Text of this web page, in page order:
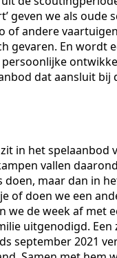
geven we als
of andere
gevaren. En wordt
dat aansluit
in het spelaanbod
vallen
doen, maar dan in
of doen we een
we de week af met
uitgenodigd.
september 2021